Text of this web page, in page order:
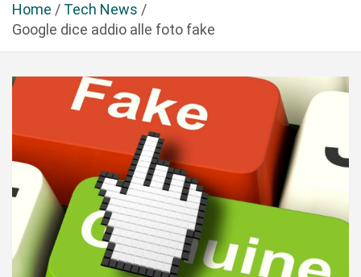
Home
Tech News
Google dice addio alle foto fake